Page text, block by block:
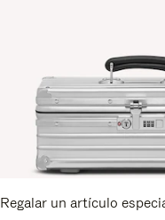
Regalar un artículo